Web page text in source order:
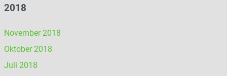
2018
November 2018
Oktober 2018
Juli 2018